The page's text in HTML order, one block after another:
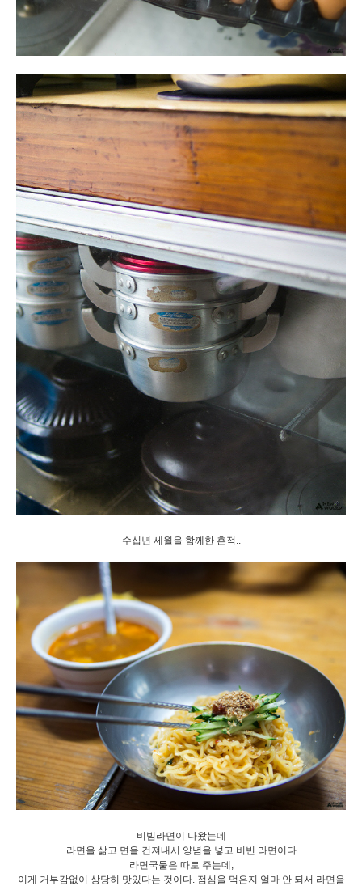
수십년 세월을 함께한 흔적..
비빔라면이 나왔는데
라면을 삶고 면을 건져내서 양념을 넣고 비빈 라면이다
라면국물은 따로 주는데,
이게 거부감없이 상당히 맛있다는 것이다. 점심을 먹은지 얼마 안 되서 라면을